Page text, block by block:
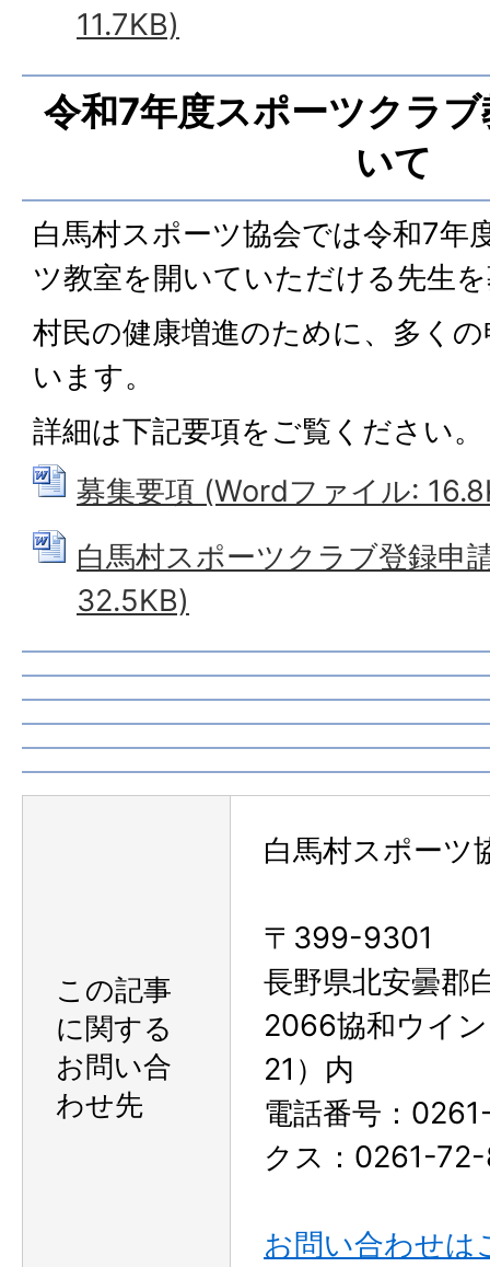
11.7KB)
令和7年度スポーツクラ
いて
白馬村スポーツ協会では令和7年
ツ教室を開いていただける先生
村民の健康増進のために、多く
います。
詳細は下記要項をご覧ください。
募集要項 (Wordファイル:
白馬村スポーツクラブ登録申
32.5KB)
この記事
に関する
お問い合
わせ先
白馬村スポーツ
〒399-9301
長野県北安曇郡
2066協和ウイ
21）内
電話番号：
クス：0261-
お問い合わせは